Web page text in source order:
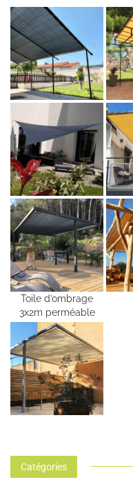
Toile d’ombrage
3x2m perméable
Catégories